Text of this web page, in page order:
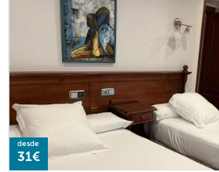
desde
31€